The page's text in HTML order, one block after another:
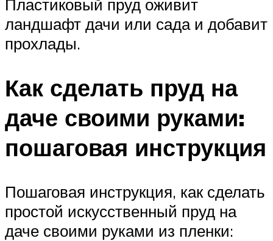
Пластиковый пруд оживит
ландшафт дачи или сада и добавит
прохлады.
Как сделать пруд на
даче своими руками:
пошаговая инструкция
Пошаговая инструкция, как сделать
простой искусственный пруд на
даче своими руками из пленки: